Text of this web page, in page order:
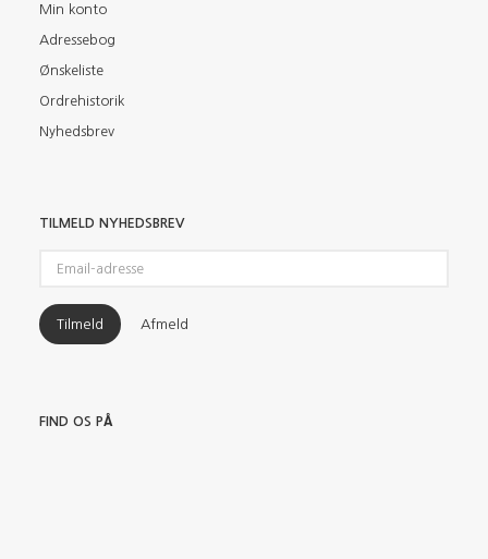
Min konto
Adressebog
Ønskeliste
Ordrehistorik
Nyhedsbrev
TILMELD NYHEDSBREV
adresse
Tilmeld Afmeld
FIND OS PÅ